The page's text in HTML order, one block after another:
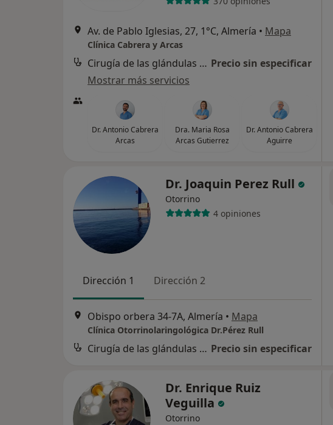
Av. de Pablo Iglesias, 27, 1°C, Almería • Mapa
Clínica Cabrera y Arcas
Cirugía de las glándulas salivares Precio sin especificar
Mostrar más servicios
Dr. Antonio Cabrera
Arcas
Dra. Maria Rosa
Arcas Gutierrez
Dr. Antonio Cabrera
Aguirre
Dr. Joaquin Perez Rull
Otorrino
4 opiniones
Dirección 1 Dirección 2
Obispo orbera 34-7A, Almería • Mapa
Clínica Otorrinolaringológica Dr.Pérez Rull
Cirugía de las glándulas salivares Precio sin especificar
Dr. Enrique Ruiz
Veguilla
Otorrino